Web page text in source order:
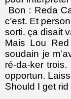
Bon : Reda
c’est. Et
sorti. ça disait
Mais Lou
soudain je
ré-da-ker
opportun.
Should I get